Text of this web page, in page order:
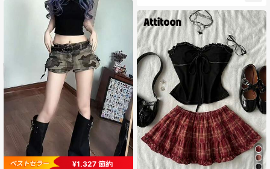
ンテージパンツ 春夏 カジュアル ホ
リデー エレガント Y2K
¥1,327 節約